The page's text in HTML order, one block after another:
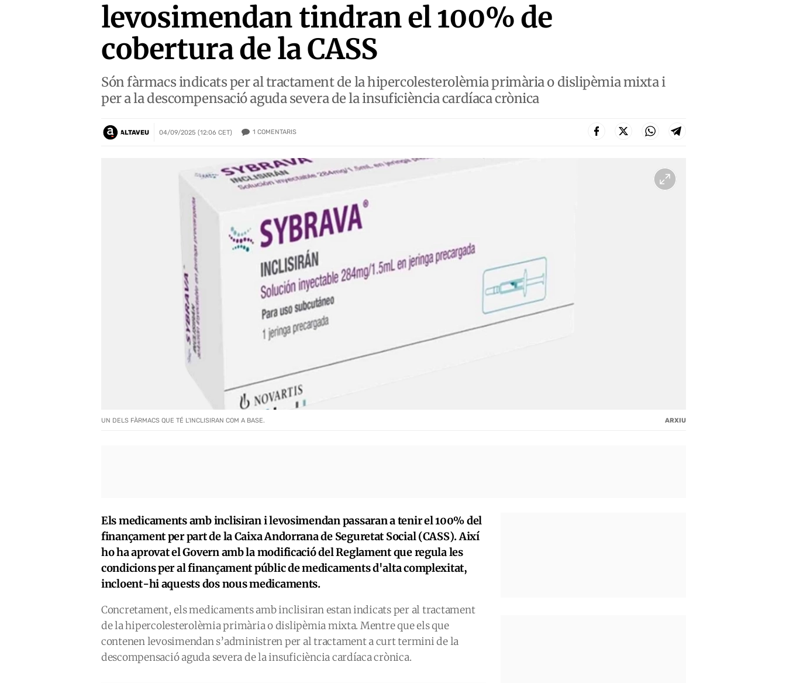
levosimendan tindran el 100% de
cobertura de la CASS
Són fàrmacs indicats per al tractament de la hipercolesterolèmia primària o dislipèmia mixta i
per a la descompensació aguda severa de la insuficiència cardíaca crònica
ALTAVEU 04/09/2025 (12:06 CET) 1 COMENTARIS
UN DELS FÀRMACS QUE TÉ L'INCLISIRAN COM A BASE. ARXIU
Els medicaments amb inclisiran i levosimendan passaran a tenir el 100% del
finançament per part de la Caixa Andorrana de Seguretat Social (CASS). Així
ho ha aprovat el Govern amb la modificació del Reglament que regula les
condicions per al finançament públic de medicaments d'alta complexitat,
incloent-hi aquests dos nous medicaments.
Concretament, els medicaments amb inclisiran estan indicats per al tractament
de la hipercolesterolèmia primària o dislipèmia mixta. Mentre que els que
contenen levosimendan s’administren per al tractament a curt termini de la
descompensació aguda severa de la insuficiència cardíaca crònica.